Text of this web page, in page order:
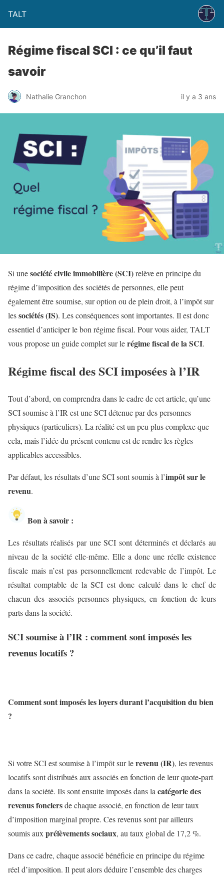
TALT
Régime fiscal SCI : ce qu’il faut
savoir
Nathalie Granchon il y a 3 ans
Si unesociété civile immobilière (SCI)relève en principe du
régime d’imposition des sociétés de personnes, elle peut
également être soumise, sur option ou de plein droit, à l’impôt sur
lessociétés (IS). Les conséquences sont importantes. Il est donc
essentiel d’anticiper le bon régime fiscal. Pour vous aider, TALT
vous propose un guide complet sur lerégime fiscal de la SCI.
Régime fiscal des SCI imposées à l’IR
Tout d’abord, on comprendra dans le cadre de cet article, qu’une
SCI soumise à l’IR est une SCI détenue par des personnes
physiques (particuliers). La réalité est un peu plus complexe que
cela, mais l’idée du présent contenu est de rendre les règles
applicables accessibles.
Par défaut, les résultats d’une SCI sont soumis à l’impôt sur le
revenu.
Bon à savoir :
Les résultats réalisés par une SCI sont déterminés et déclarés au
niveau de la société elle-même. Elle a donc une réelle existence
fiscale mais n’est pas personnellement redevable de l’impôt. Le
résultat comptable de la SCI est donc calculé dans le chef de
chacun des associés personnes physiques, en fonction de leurs
parts dans la société.
SCI soumise à l’IR : comment sont imposés les
revenus locatifs ?
Comment sont imposés les loyers durant l’acquisition du bien
?
Si votre SCI est soumise à l’impôt sur lerevenu (IR), les revenus
locatifs sont distribués aux associés en fonction de leur quote-part
dans la société. Ils sont ensuite imposés dans la catégorie des
revenus fonciersde chaque associé, en fonction de leur taux
d’imposition marginal propre. Ces revenus sont par ailleurs
soumis aux prélèvements sociaux, au taux global de 17,2 %.
Dans ce cadre, chaque associé bénéficie en principe du régime
réel d’imposition. Il peut alors déduire l’ensemble des charges